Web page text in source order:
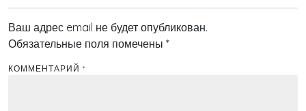
Ваш адрес email не будет опубликован.
Обязательные поля помечены *
КОММЕНТАРИЙ *